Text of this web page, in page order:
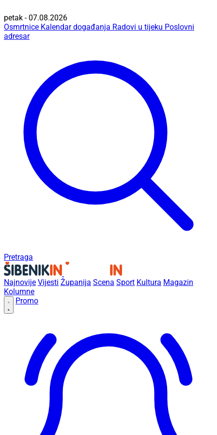
petak - 07.08.2026
Osmrtnice Kalendar događanja Radovi u tijeku Poslovni
adresar
Pretraga
Najnovije Vijesti Županija Scena Sport Kultura Magazin
Kolumne
Promo